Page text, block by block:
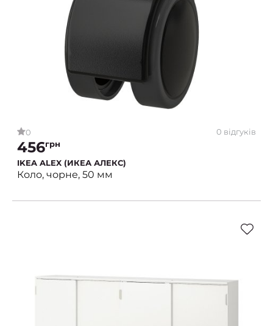
0 0 відгуків
456грн
IKEA ALEX (ИКЕА АЛЕКС)
Коло, чорне, 50 мм